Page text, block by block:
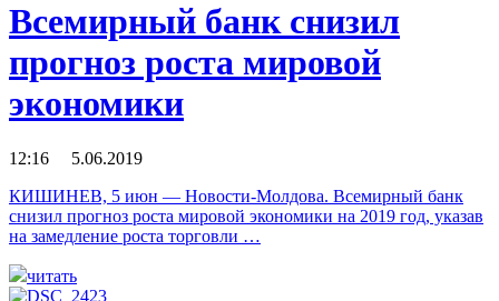
Всемирный банк снизил
прогноз роста мировой
экономики
12:16 5.06.2019
КИШИНЕВ, 5 июн — Новости-Молдова. Всемирный банк
снизил прогноз роста мировой экономики на 2019 год, указав
на замедление роста торговли …
читать